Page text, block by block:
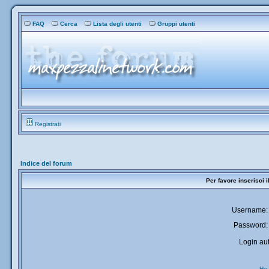
FAQ Cerca Lista degli utenti Gruppi utenti
Registrati
Indice del forum
Per favore inserisci
Username:
Password:
Login